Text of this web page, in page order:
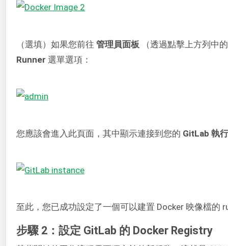
（選填）如果您前往 管理員面板 （透過點擊上方列中
Runner 選單選項：
您應該會進入此頁面，其中顯示連接到您的 GitLab 執
至此，您已成功設定了一個可以建置 Docker 映像檔的
步驟 2：設定 GitLab 的 Docker Registry